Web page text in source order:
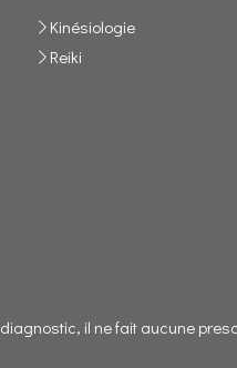
Kinésiologie
Reiki
il ne fait aucune